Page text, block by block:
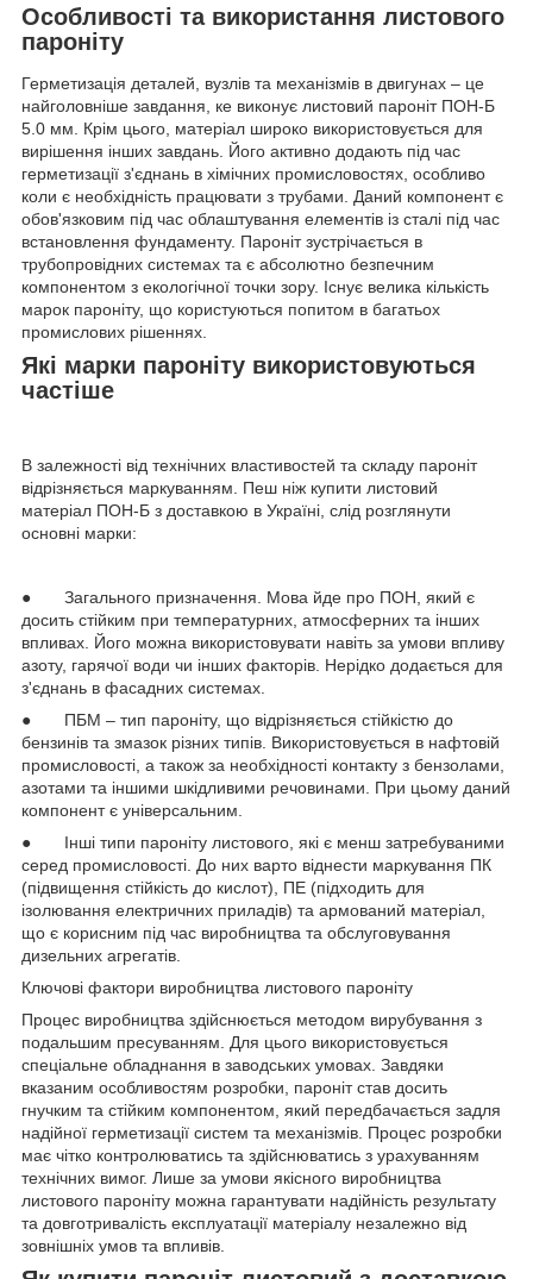
Особливості та використання листового
пароніту
Герметизація деталей, вузлів та механізмів в двигунах – це
найголовніше завдання, ке виконує листовий пароніт ПОН-Б
5.0 мм. Крім цього, матеріал широко використовується для
вирішення інших завдань. Його активно додають під час
герметизації з'єднань в хімічних промисловостях, особливо
коли є необхідність працювати з трубами. Даний компонент є
обов'язковим під час облаштування елементів із сталі під час
встановлення фундаменту. Пароніт зустрічається в
трубопровідних системах та є абсолютно безпечним
компонентом з екологічної точки зору. Існує велика кількість
марок пароніту, що користуються попитом в багатьох
промислових рішеннях.
Які марки пароніту використовуються
частіше
В залежності від технічних властивостей та складу пароніт
відрізняється маркуванням. Пеш ніж купити листовий
матеріал ПОН-Б з доставкою в Україні, слід розглянути
основні марки:
● Загального призначення. Мова йде про ПОН, який є
досить стійким при температурних, атмосферних та інших
впливах. Його можна використовувати навіть за умови впливу
азоту, гарячої води чи інших факторів. Нерідко додається для
з'єднань в фасадних системах.
● ПБМ – тип пароніту, що відрізняється стійкістю до
бензинів та змазок різних типів. Використовується в нафтовій
промисловості, а також за необхідності контакту з бензолами,
азотами та іншими шкідливими речовинами. При цьому даний
компонент є універсальним.
● Інші типи пароніту листового, які є менш затребуваними
серед промисловості. До них варто віднести маркування ПК
(підвищення стійкість до кислот), ПЕ (підходить для
ізолювання електричних приладів) та армований матеріал,
що є корисним під час виробництва та обслуговування
дизельних агрегатів.
Ключові фактори виробництва листового пароніту
Процес виробництва здійснюється методом вирубування з
подальшим пресуванням. Для цього використовується
спеціальне обладнання в заводських умовах. Завдяки
вказаним особливостям розробки, пароніт став досить
гнучким та стійким компонентом, який передбачається задля
надійної герметизації систем та механізмів. Процес розробки
має чітко контролюватись та здійснюватись з урахуванням
технічних вимог. Лише за умови якісного виробництва
листового пароніту можна гарантувати надійність результату
та довготривалість експлуатації матеріалу незалежно від
зовнішніх умов та впливів.